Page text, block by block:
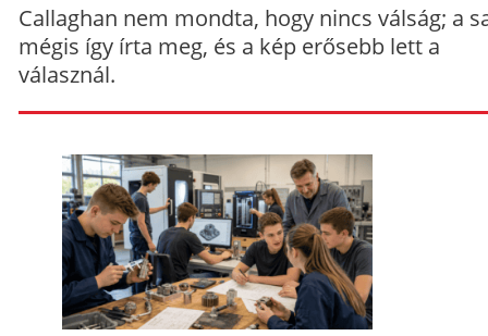
Callaghan nem mondta, hogy nincs válság; a
mégis így írta meg, és a kép erősebb lett a
válasznál.